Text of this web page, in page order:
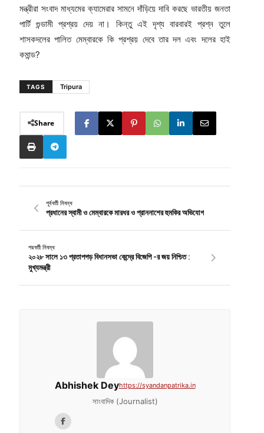
মন্ত্রীরা সংবাদ মাধ্যমের ক্যামেরার সামনে দাঁড়িয়ে দাবি করছে ভারতীয় জনতা
পার্টি গুন্ডামী প্রশ্রয় দেয় না। কিন্তু এই দৃশ্য বারবারই প্রশ্ন তুলে
শাসকদলের পালিত মেম্বারকে কি প্রশ্রয় দেবে তার দল এবং দলের হাই
কমান্ড?
TAGS Tripura
Share
পূর্ববর্তী নিবন্ধ
প্রধানের স্বামী ও মেম্বারকে মারধর ও প্রাননাশের হুমকির অভিযোগ
পরবর্তী নিবন্ধ
২০২৮ সালে ১৩ প্রতাপগড় বিধানসভা কেন্দ্রে বিজেপি -র জয় নিশ্চিত :
মুখ্যমন্ত্রী
Abhishek Deyhttps://syandanpatrika.in
সাংবাদিক (Journalist)